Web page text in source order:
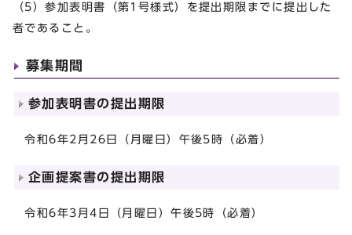
（5）参加表明書（第1号様式）を提出期限までに提出した
者であること。
募集期間
参加表明書の提出期限
令和6年2月26日（月曜日）午後5時（必着）
企画提案書の提出期限
令和6年3月4日（月曜日）午後5時（必着）